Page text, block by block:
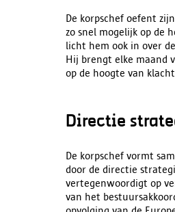
De korpschef oefent
zo snel mogelijk op de
licht hem ook in over
Hij brengt elke maand
op de hoogte van
Directie
De korpschef vormt
door de directie
vertegenwoordigt op
van het